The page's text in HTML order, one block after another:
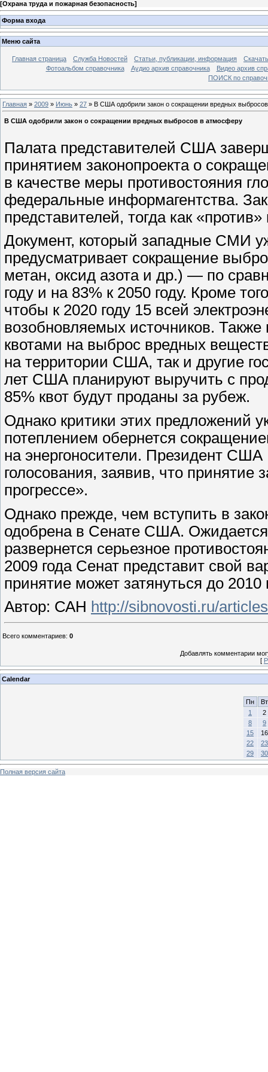
[Охрана труда и пожарная безопасность]
Форма входа
Меню сайта
Главная страница Служба Новостей Статьи, публикации, информация
Фотоальбом справочника
Аудио архив справочника
Видео архив
ПОИСК по
Главная » 2009 » Июнь » 27 » В США одобрили закон о сокращении вредных
В США одобрили закон о сокращении вредных выбросов в атмосферу
Палата представителей США
принятием законопроекта о
в качестве меры противостояния
федеральные информагентства.
представителей, тогда как
Документ, который западные СМИ
предусматривает сокращение
метан, оксид азота и др.) — по
году и на 83% к 2050 году. Кроме
чтобы к 2020 году 15 всей
возобновляемых источников. Также
квотами на выброс вредных
на территории США, так и другие
лет США планируют выручить с
85% квот будут проданы за рубеж.
Однако критики этих предложений
потеплением обернется
на энергоносители. Президент
голосования, заявив, что принятие
прогрессе».
Однако прежде, чем вступить в
одобрена в Сенате США.
развернется серьезное
2009 года Сенат представит свой
принятие может затянуться до 2010
Автор: САН http://sibnovosti.ru/
Всего комментариев: 0
Добавлять комментарии
[
Calendar
Пн
Вт
1
2
8
9
15
16
22
23
29
30
Полная версия сайта